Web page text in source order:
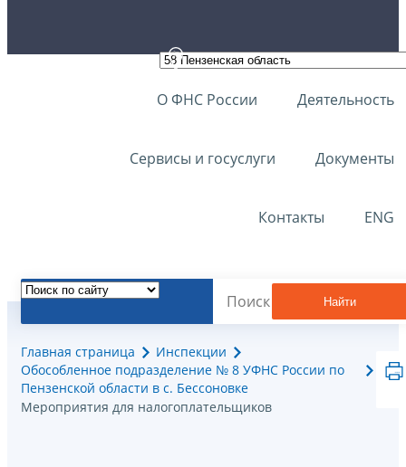
О ФНС России Деятельность
Сервисы и госуслуги Документы
Контакты ENG
Найти
Главная страница
Инспекции
Обособленное подразделение № 8 УФНС России по
Пензенской области в с. Бессоновке
Мероприятия для налогоплательщиков